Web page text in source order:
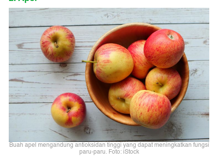
Buah apel mengandung antioksidan tinggi yang dapat meningkatkan fungsi
paru-paru. Foto: iStock